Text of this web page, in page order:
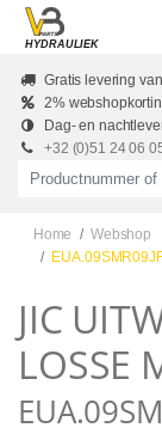
Skip to main content
HYDRAULIEK
Gratis levering
2%
Dag- en
+32 (0)51 24 06
Productnummer of
Home
Webshop
JIC
LOSSE